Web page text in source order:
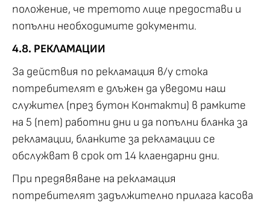
положение, че третото лице предостави и
попълни необходимите документи.
4.8. РЕКЛАМАЦИИ
За действия по рекламация в/у стока
потребителят е длъжен да уведоми наш
служител (през бутон Контакти) в рамките
на 5 (пет) работни дни и да попълни бланка за
рекламации, бланките за рекламации се
обслужват в срок от 14 клаендарни дни.
При предявяване на рекламация
потребителят задължително прилага касова